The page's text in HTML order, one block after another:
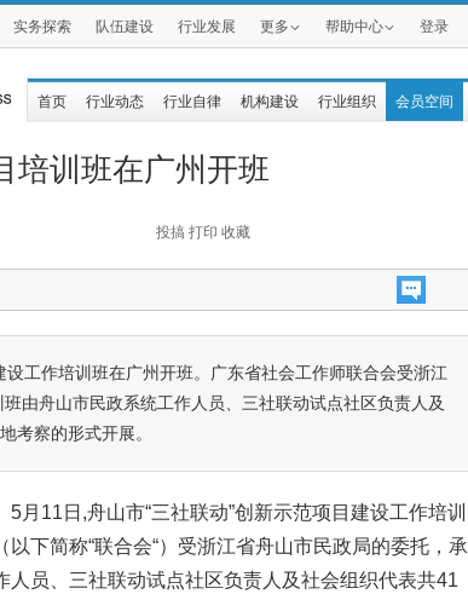
实务探索 队伍建设 行业发展 更多 帮助中心 登录
首页 行业动态 行业自律 机构建设 行业组织 会员空间
培训班在广州开班
投搞 打印 收藏
工作培训班在广州开班。广东省社会工作师联合会受浙江
由舟山市民政系统工作人员、三社联动试点社区负责人及
考察的形式开展。
月11日,舟山市“三社联动”创新示范项目建设工作培训
下简称“联合会“）受浙江省舟山市民政局的委托，承
员、三社联动试点社区负责人及社会组织代表共41